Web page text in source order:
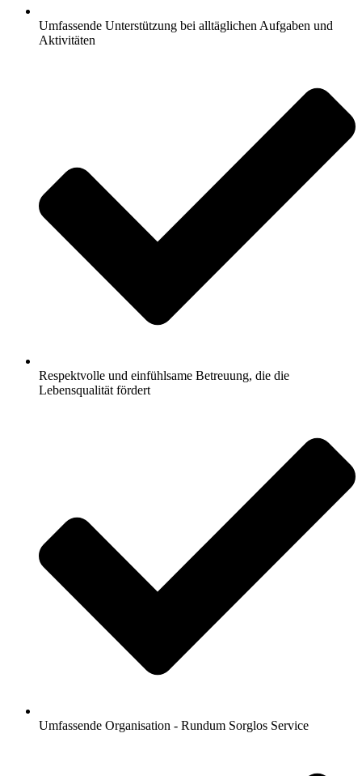
Umfassende Unterstützung bei alltäglichen Aufgaben und
Aktivitäten
Respektvolle und einfühlsame Betreuung, die die
Lebensqualität fördert
Umfassende Organisation - Rundum Sorglos Service